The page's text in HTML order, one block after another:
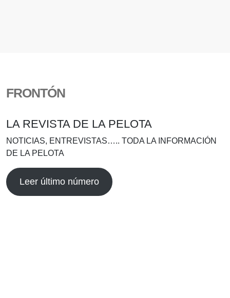
FRONTÓN
LA REVISTA DE LA PELOTA
NOTICIAS, ENTREVISTAS….. TODA LA INFORMACIÓN
DE LA PELOTA
Leer último número